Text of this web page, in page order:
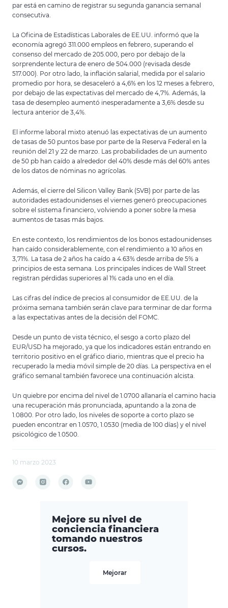
par está en camino de registrar su segunda ganancia semanal
consecutiva.
La Oficina de Estadísticas Laborales de EE.UU. informó que la
economía agregó 311.000 empleos en febrero, superando el
consenso del mercado de 205.000, pero por debajo de la
sorprendente lectura de enero de 504.000 (revisada desde
517.000). Por otro lado, la inflación salarial, medida por el salario
promedio por hora, se desaceleró a 4,6% en los 12 meses a febrero,
por debajo de las expectativas del mercado de 4,7%. Además, la
tasa de desempleo aumentó inesperadamente a 3,6% desde su
lectura anterior de 3,4%.
El informe laboral mixto atenuó las expectativas de un aumento
de tasas de 50 puntos base por parte de la Reserva Federal en la
reunión del 21 y 22 de marzo. Las probabilidades de un aumento
de 50 pb han caído a alrededor del 40% desde más del 60% antes
de los datos de nóminas no agrícolas.
Además, el cierre del Silicon Valley Bank (SVB) por parte de las
autoridades estadounidenses el viernes generó preocupaciones
sobre el sistema financiero, volviendo a poner sobre la mesa
aumentos de tasas más bajos.
En este contexto, los rendimientos de los bonos estadounidenses
han caído considerablemente, con el rendimiento a 10 años en
3,71%. La tasa de 2 años ha caído a 4.63% desde arriba de 5% a
principios de esta semana. Los principales índices de Wall Street
registran pérdidas superiores al 1% cada uno en el día.
Las cifras del índice de precios al consumidor de EE.UU. de la
próxima semana también serán clave para terminar de dar forma
a las expectativas antes de la decisión del FOMC.
Desde un punto de vista técnico, el sesgo a corto plazo del
EUR/USD ha mejorado, ya que los indicadores están entrando en
territorio positivo en el gráfico diario, mientras que el precio ha
recuperado la media móvil simple de 20 días. La perspectiva en el
gráfico semanal también favorece una continuación alcista.
Un quiebre por encima del nivel de 1.0700 allanaría el camino hacia
una recuperación más pronunciada, apuntando a la zona de
1.0800. Por otro lado, los niveles de soporte a corto plazo se
pueden encontrar en 1.0570, 1.0530 (media de 100 días) y el nivel
psicológico de 1.0500.
10 marzo 2023
Mejore su nivel de
conciencia financiera
tomando nuestros
cursos.
Mejorar